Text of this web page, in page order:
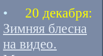
• 20 декабря:
Зимняя блесна
на видео.